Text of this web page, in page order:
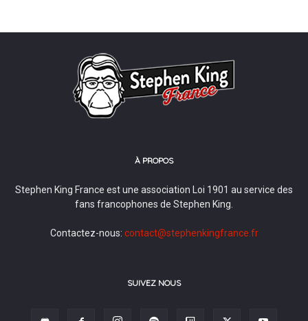
À PROPOS
Stephen King France est une association Loi 1901 au service des
fans francophones de Stephen King.
Contactez-nous: contact@stephenkingfrance.fr
SUIVEZ NOUS